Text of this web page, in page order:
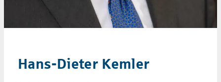
Hans-Dieter Kemler